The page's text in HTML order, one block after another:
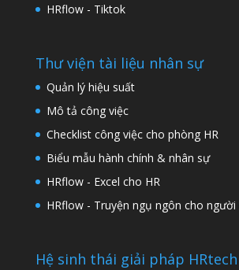
HRflow - Tiktok
Thư viện tài liệu nhân sự
Quản lý hiệu suất
Mô tả công việc
Checklist công việc cho phòng HR
Biểu mẫu hành chính & nhân sự
HRflow - Excel cho HR
HRflow - Truyện ngụ ngôn cho người
Hệ sinh thái giải pháp HRtech